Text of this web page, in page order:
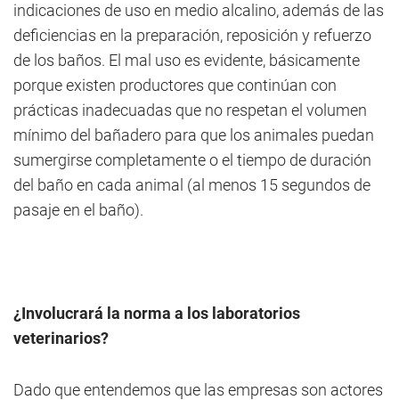
indicaciones de uso en medio alcalino, además de las
deficiencias en la preparación, reposición y refuerzo
de los baños. El mal uso es evidente, básicamente
porque existen productores que continúan con
prácticas inadecuadas que no respetan el volumen
mínimo del bañadero para que los animales puedan
sumergirse completamente o el tiempo de duración
del baño en cada animal (al menos 15 segundos de
pasaje en el baño).
¿Involucrará la norma a los laboratorios
veterinarios?
Dado que entendemos que las empresas son actores